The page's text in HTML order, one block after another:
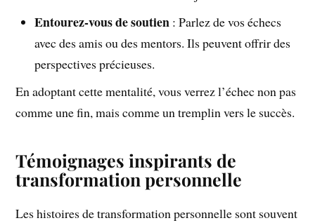
Entourez-vous de soutien : Parlez de vos échecs
avec des amis ou des mentors. Ils peuvent offrir des
perspectives précieuses.
En adoptant cette mentalité, vous verrez l’échec non pas
comme une fin, mais comme un tremplin vers le succès.
Témoignages inspirants de
transformation personnelle
Les histoires de transformation personnelle sont souvent